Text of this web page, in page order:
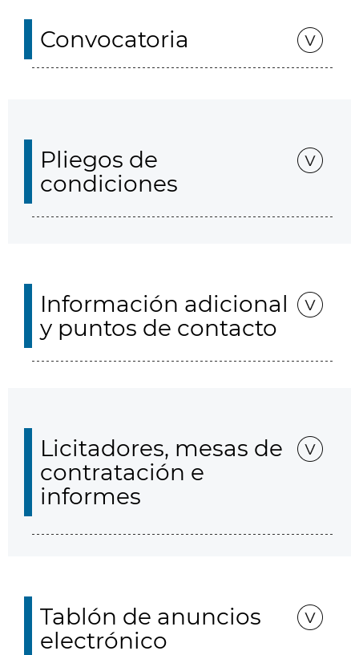
Convocatoria
Pliegos de
condiciones
Información adicional
y puntos de contacto
Licitadores, mesas de
contratación e
informes
Tablón de anuncios
electrónico